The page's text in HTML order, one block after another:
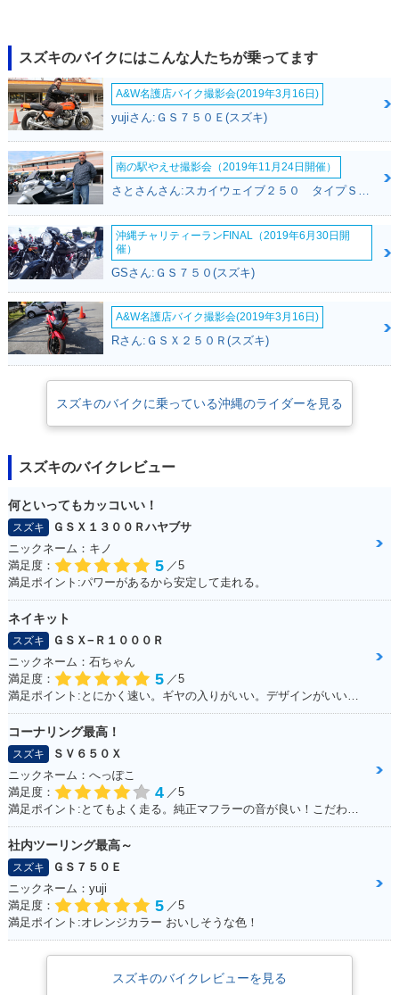
スズキのバイクにはこんな人たちが乗ってます
A&W名護店バイク撮影会(2019年3月16日)
yujiさん:ＧＳ７５０Ｅ(スズキ)
南の駅やえせ撮影会（2019年11月24日開催）
さとさんさん:スカイウェイブ２５０ タイプＳ(スズキ)
沖縄チャリティーランFINAL（2019年6月30日開
催）
GSさん:ＧＳ７５０(スズキ)
A&W名護店バイク撮影会(2019年3月16日)
Rさん:ＧＳＸ２５０Ｒ(スズキ)
スズキのバイクに乗っている沖縄のライダーを見る
スズキのバイクレビュー
何といってもカッコいい！
スズキ
ＧＳＸ１３００Ｒハヤブサ
ニックネーム：キノ
満足度：
5 ／5
満足ポイント:パワーがあるから安定して走れる。
ネイキット
スズキ
ＧＳＸ−Ｒ１０００Ｒ
ニックネーム：石ちゃん
満足度：
5 ／5
満足ポイント:とにかく速い。ギヤの入りがいい。デザインがいい！！
コーナリング最高！
スズキ
ＳＶ６５０Ｘ
ニックネーム：へっぽこ
満足度：
4 ／5
社内ツーリング最高～
スズキ
ＧＳ７５０Ｅ
ニックネーム：yuji
満足度：
5 ／5
満足ポイント:オレンジカラー おいしそうな色！
スズキのバイクレビューを見る